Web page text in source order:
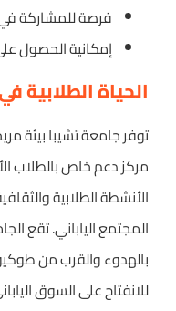
فرصة للمشاركة
إمكانية الحصول
الحياة الطلابية
توفر جامعة تشيبا بيئة
مركز دعم خاص بالطلاب
الأنشطة الطلابية
المجتمع الياباني. تقع
بالهدوء والقرب من
للانفتاح على السوق